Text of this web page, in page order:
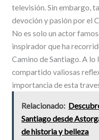
televisión. Sin embargo,
devoción y pasión por el
No es solo un actor
inspirador que ha
Camino de Santiago. A lo
compartido valiosas
importancia de esta
Relacionado:
Santiago desde
de historia y belleza